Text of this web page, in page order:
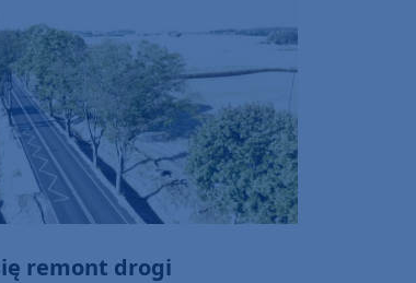
remont drogi